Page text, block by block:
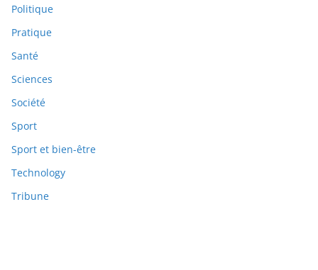
Politique
Pratique
Santé
Sciences
Société
Sport
Sport et bien-être
Technology
Tribune